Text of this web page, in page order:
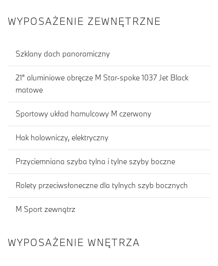
WYPOSAŻENIE ZEWNĘTRZNE
Szklany dach panoramiczny
21" aluminiowe obręcze M Star-spoke 1037 Jet Black
matowe
Sportowy układ hamulcowy M czerwony
Hak holowniczy, elektryczny
Przyciemniana szyba tylna i tylne szyby boczne
Rolety przeciwsłoneczne dla tylnych szyb bocznych
M Sport zewnątrz
WYPOSAŻENIE WNĘTRZA